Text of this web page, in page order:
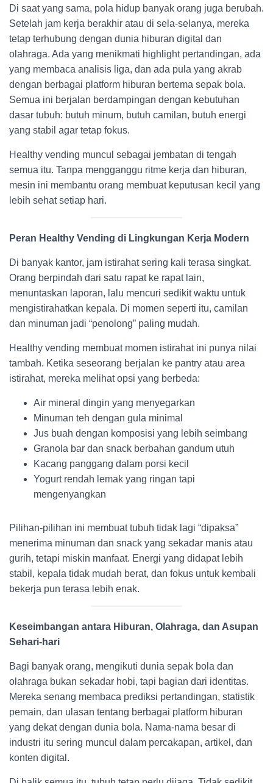
Di saat yang sama, pola hidup banyak orang juga berubah.
Setelah jam kerja berakhir atau di sela-selanya, mereka
tetap terhubung dengan dunia hiburan digital dan
olahraga. Ada yang menikmati highlight pertandingan, ada
yang membaca analisis liga, dan ada pula yang akrab
dengan berbagai platform hiburan bertema sepak bola.
Semua ini berjalan berdampingan dengan kebutuhan
dasar tubuh: butuh minum, butuh camilan, butuh energi
yang stabil agar tetap fokus.
Healthy vending muncul sebagai jembatan di tengah
semua itu. Tanpa mengganggu ritme kerja dan hiburan,
mesin ini membantu orang membuat keputusan kecil yang
lebih sehat setiap hari.
Peran Healthy Vending di Lingkungan Kerja Modern
Di banyak kantor, jam istirahat sering kali terasa singkat.
Orang berpindah dari satu rapat ke rapat lain,
menuntaskan laporan, lalu mencuri sedikit waktu untuk
mengistirahatkan kepala. Di momen seperti itu, camilan
dan minuman jadi “penolong” paling mudah.
Healthy vending membuat momen istirahat ini punya nilai
tambah. Ketika seseorang berjalan ke pantry atau area
istirahat, mereka melihat opsi yang berbeda:
Air mineral dingin yang menyegarkan
Minuman teh dengan gula minimal
Jus buah dengan komposisi yang lebih seimbang
Granola bar dan snack berbahan gandum utuh
Kacang panggang dalam porsi kecil
Yogurt rendah lemak yang ringan tapi
mengenyangkan
Pilihan-pilihan ini membuat tubuh tidak lagi “dipaksa”
menerima minuman dan snack yang sekadar manis atau
gurih, tetapi miskin manfaat. Energi yang didapat lebih
stabil, kepala tidak mudah berat, dan fokus untuk kembali
bekerja pun terasa lebih enak.
Keseimbangan antara Hiburan, Olahraga, dan Asupan
Sehari-hari
Bagi banyak orang, mengikuti dunia sepak bola dan
olahraga bukan sekadar hobi, tapi bagian dari identitas.
Mereka senang membaca prediksi pertandingan, statistik
pemain, dan ulasan tentang berbagai platform hiburan
yang dekat dengan dunia bola. Nama-nama besar di
industri itu sering muncul dalam percakapan, artikel, dan
konten digital.